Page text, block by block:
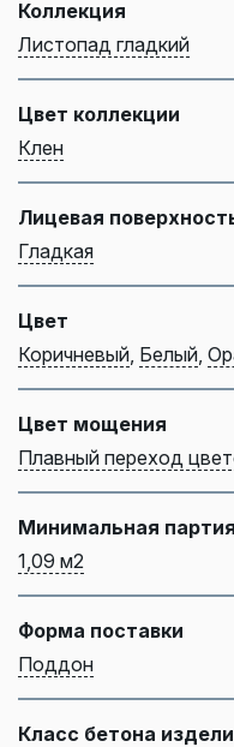
Коллекция
Листопад гладкий
Цвет коллекции
Клен
Лицевая
Гладкая
Цвет
Коричневый Белый
Цвет мощения
Плавный переход
Минимальная партия
1,09 м2
Форма поставки
Поддон
Класс бетона